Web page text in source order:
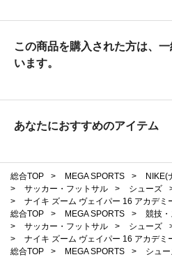
この商品を購入された方は、
います。
あなたにおすすめのアイテム
総合TOP > MEGA SPORTS >
NIKE(
>
サッカー・フットサル > シューズ
>
ナイキ ズーム ヴェイパー 16 アカデミ
総合TOP
> MEGA SPORTS >
競技
>
サッカー・フットサル > シューズ
>
ナイキ ズーム ヴェイパー 16 アカデミ
総合TOP
> MEGA SPORTS >
シュ